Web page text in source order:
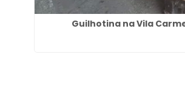
Guilhotina na Vila